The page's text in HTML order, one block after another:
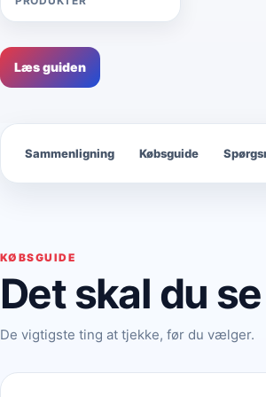
Læs guiden
Sammenligning Købsguide
KØBSGUIDE
Det skal du
De vigtigste ting at tjekke, før du vælger.